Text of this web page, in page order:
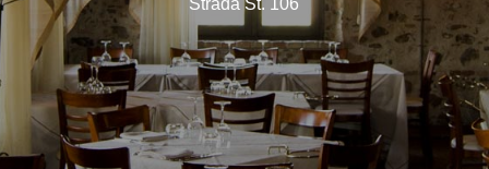
Strada St. 106